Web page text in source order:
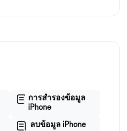
การสำรองข้อมูล
iPhone
ลบข้อมูล iPhone